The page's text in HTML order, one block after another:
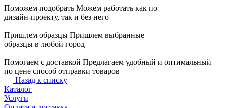
Поможем подобрать Можем работать как по
дизайн-проекту, так и без него
Пришлем образцы Пришлем выбранные
образцы в любой город
Помогаем с доставкой Предлагаем удобный и оптимальный
по цене способ отправки товаров
Назад к списку
Каталог
Услуги